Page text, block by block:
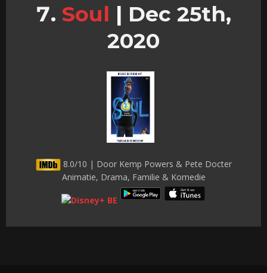
Soul | Dec 25th,
2020
8.0/10 | Door Kemp Powers & Pete Docter
Animatie, Drama, Familie & Komedie